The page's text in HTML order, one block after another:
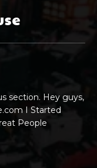
section. Hey guys,
I Started
People